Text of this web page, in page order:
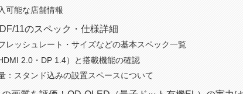
可能な店舗情報
11のスペック・仕様詳細
レッシュレート・サイズなどの基本スペック一覧
2.0・DP 1.4）と搭載機能の確認
：スタンド込みの設置スペースについて